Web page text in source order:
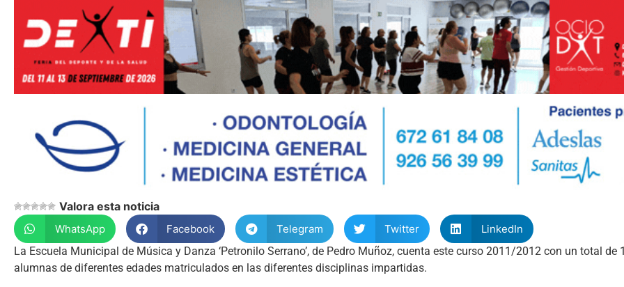
Valora esta noticia
WhatsApp Facebook Telegram Twitter
LinkedIn
La Escuela Municipal de Música y Danza ‘Petronilo Serrano’, de Pedro Muñoz, cuenta este curso 2011/2012 con un total de
alumnas de diferentes edades matriculados en las diferentes disciplinas impartidas.